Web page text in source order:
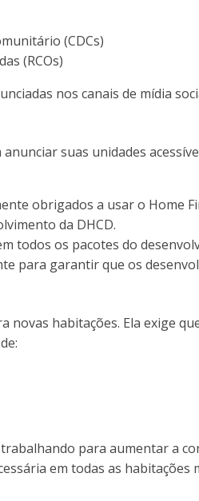
(CDCs)
(RCOs)
nos canais de mídia
suas unidades
obrigados a usar o Home
da DHCD.
todos os pacotes do
para garantir que os
habitações. Ela exige
para aumentar a
em todas as